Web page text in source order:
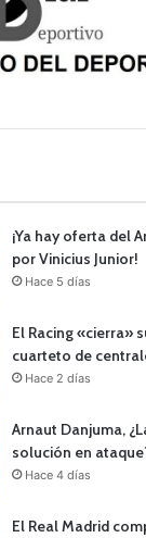
¡Ya hay oferta del
por Vinicius Junior!
Hace 5 días
El Racing «cierra»
cuarteto de
Hace 2 días
Arnaut Danjuma,
solución en
Hace 4 días
El Real Madrid